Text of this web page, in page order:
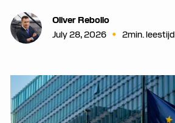
Oliver Rebollo
July 28, 2026 • 2min. leestijd